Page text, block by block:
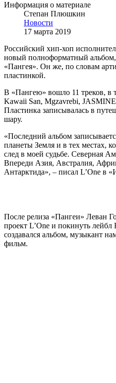
Информация о материале
Степан Плюшкин
Новости
17 марта 2019
Российский хип-хоп
новый полноформатный
«Пангея». Он же, по словам
пластинкой.
В «Пангею» вошло 11 треков, в
Kawaii San, Mgzavrebi,
Пластинка записывалась в
шару.
«Последний альбом
планеты Земля и в тех местах,
след в моей судьбе. Северная
Впереди Азия, Австралия,
Антарктида», – писал L’One в
После релиза «Пангеи» Леван
проект L’One и покинуть
создавался альбом, музыкант
фильм.